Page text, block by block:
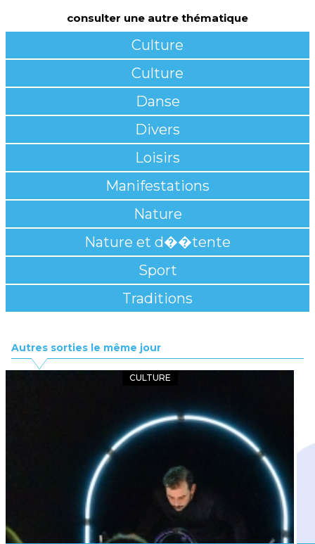
consulter une autre thématique
Culture
Culture
Danse
Divers
Loisirs
Manifestations
Nature
Nature et d��tente
Sport
Traditions
Autres sorties le même jour
CULTURE